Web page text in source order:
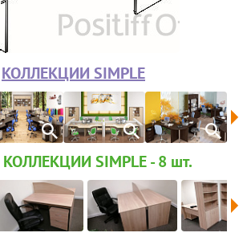
КОЛЛЕКЦИИ SIMPLE
SIMPLE - 8 шт.